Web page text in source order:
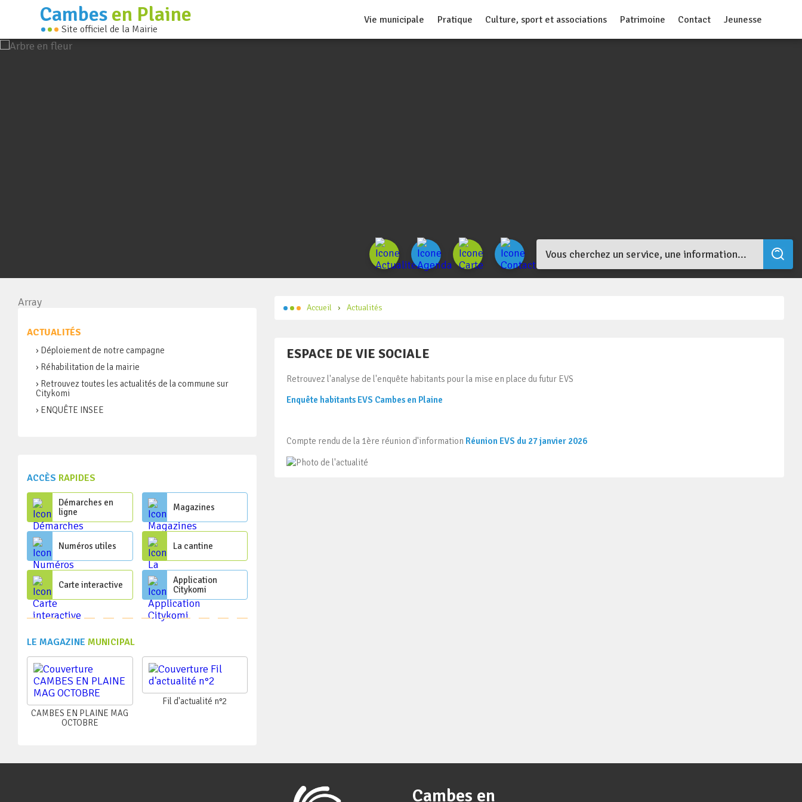
Cambesen Plaine
Site officiel de la Mairie
Vie municipale Pratique Culture, sport et associations Patrimoine Contact Jeunesse
Accueil Actualités
ESPACE DE VIE SOCIALE
Retrouvez l'analyse de l'enquête habitants pour la mise en place du futur EVS
Enquête habitants EVS Cambes en Plaine
Compte rendu de la 1ère réunion d'information Réunion EVS du 27 janvier 2026
Array
ACTUALITÉS
› Déploiement de notre campagne
› Réhabilitation de la mairie
› Retrouvez toutes les actualités de la commune sur
Citykomi
› ENQUÊTE INSEE
ACCÈS RAPIDES
Démarches en
ligne
Magazines
Numéros utiles La cantine
Carte interactive
Application
Citykomi
LE MAGAZINE MUNICIPAL
CAMBES EN PLAINE MAG
OCTOBRE
Fil d'actualité n°2
Cambes en